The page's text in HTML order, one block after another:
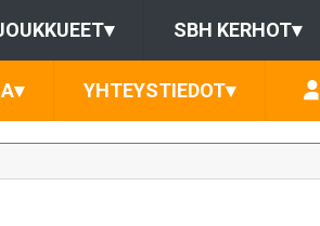
▾ SBH KERHOT▾
▾ YHTEYSTIEDOT▾